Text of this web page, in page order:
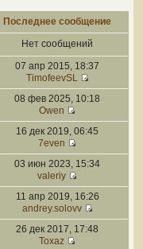
Последнее сообщение
Нет сообщений
07 апр 2015, 18:37
TimofeevSL
08 фев 2025, 10:18
Owen
16 дек 2019, 06:45
7even
03 июн 2023, 15:34
valeriy
11 апр 2019, 16:26
andrey.solovv
26 дек 2017, 17:48
Toxaz